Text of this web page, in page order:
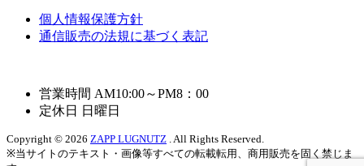
個人情報保護方針
通信販売の法規に基づく表記
営業時間 AM10:00～PM8：00
定休日 日曜日
Copyright © 2026 ZAPP LUGNUTZ . All Rights Reserved.
※当サイトのテキスト・画像等すべての転載転用、商用販売を固く禁じま